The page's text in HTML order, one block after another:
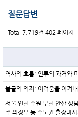
질문답변
Total 7,719건 402 페이지
역사의 흐름: 인류의 과거와
불굴의 의지: 어려움을 이겨
서울 인천 수원 부천 안산 성
주 의정부 등 수도권 출장마